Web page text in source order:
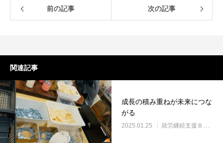
前の記事 次の記事
関連記事
成長の積み重ねが未来につな
がる
2025.01.25 就労継続支援Ｂ型・ニコプレイス